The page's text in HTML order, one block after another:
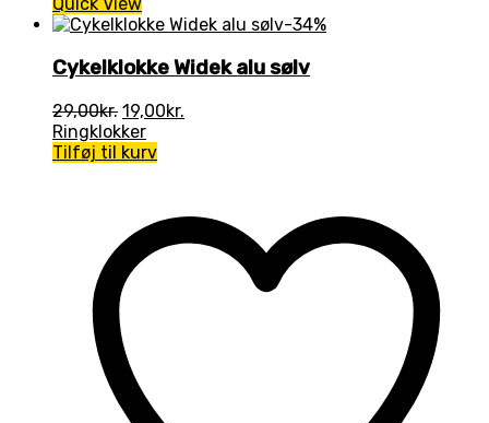
-34%
Cykelklokke Widek alu sølv
29,00kr. Den
oprindelige
pris
19,00kr.
Ringklokker
Tilføj til kurv